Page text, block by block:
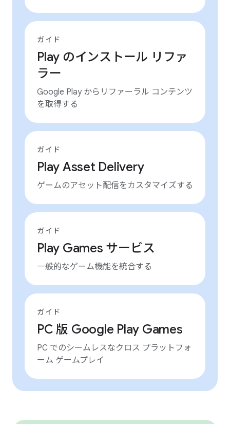
ガイド
Play のインストール リファ
ラー
Google Play からリファーラル コンテンツ
を取得する
ガイド
Play Asset Delivery
ゲームのアセット配信をカスタマイズする
ガイド
Play Games サービス
一般的なゲーム機能を統合する
ガイド
PC 版 Google Play Games
PC でのシームレスなクロス プラットフォ
ーム ゲームプレイ